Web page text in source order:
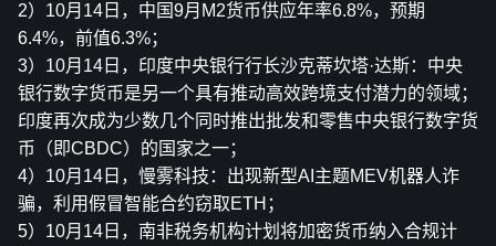
2）10月14日，中国9月M2货币供应年率6.8%，预期
6.4%，前值6.3%；
3）10月14日，印度中央银行行长沙克蒂坎塔·达斯：中央
银行数字货币是另一个具有推动高效跨境支付潜力的领域；
印度再次成为少数几个同时推出批发和零售中央银行数字货
币（即CBDC）的国家之一；
4）10月14日，慢雾科技：出现新型AI主题MEV机器人诈
骗，利用假冒智能合约窃取ETH；
5）10月14日，南非税务机构计划将加密货币纳入合规计